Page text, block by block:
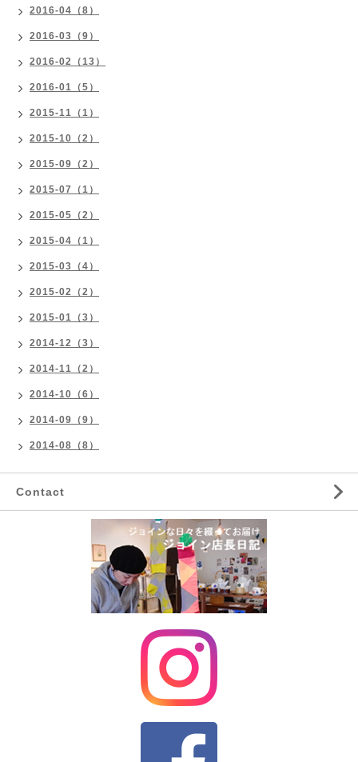
2016-04（8）
2016-03（9）
2016-02（13）
2016-01（5）
2015-11（1）
2015-10（2）
2015-09（2）
2015-07（1）
2015-05（2）
2015-04（1）
2015-03（4）
2015-02（2）
2015-01（3）
2014-12（3）
2014-11（2）
2014-10（6）
2014-09（9）
2014-08（8）
Contact